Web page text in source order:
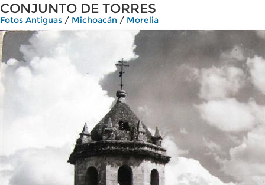
CONJUNTO DE TORRES
Fotos Antiguas / Michoacán / Morelia